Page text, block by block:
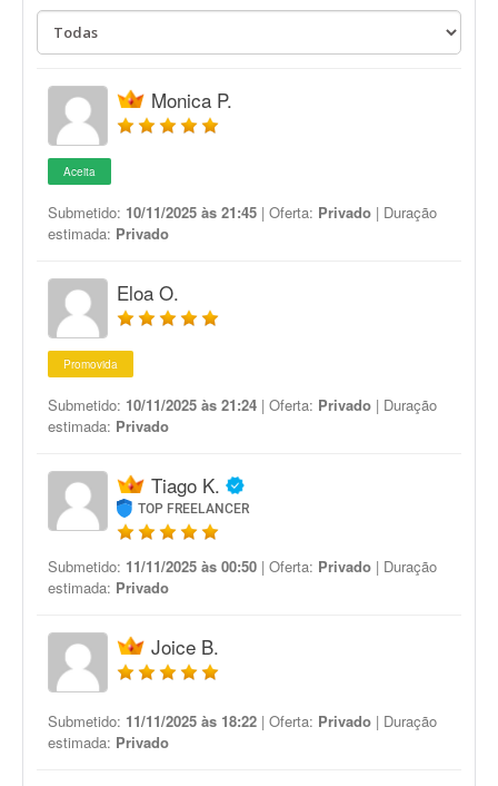
Monica P.
Aceita
Submetido: 10/11/2025 às 21:45 | Oferta: Privado | Duração
estimada: Privado
Eloa O.
Promovida
Submetido: 10/11/2025 às 21:24 | Oferta: Privado | Duração
estimada: Privado
Tiago K.
TOP FREELANCER
Submetido: 11/11/2025 às 00:50 | Oferta: Privado | Duração
estimada: Privado
Joice B.
Submetido: 11/11/2025 às 18:22 | Oferta: Privado | Duração
estimada: Privado